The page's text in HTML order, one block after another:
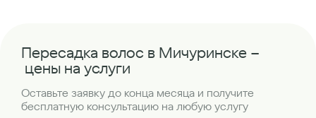
Пересадка волос в Мичуринске –
цены на услуги
Оставьте заявку до конца месяца и получите
бесплатную консультацию на любую услугу